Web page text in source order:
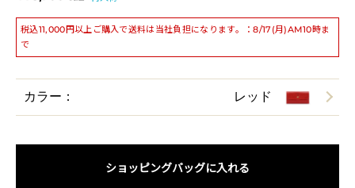
税込11,000円以上ご購入で送料は当社負担になります。：8/17(月)AM10時ま
で
カラー： レッド
ショッピングバッグに入れる